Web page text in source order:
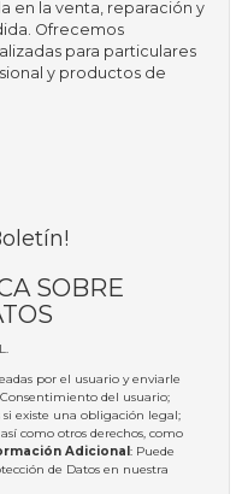
en la venta, reparación y
Ofrecemos
para particulares
y productos de
SOBRE
por el usuario y enviarle
del usuario;
si existe una obligación legal;
como otros derechos, como
Adicional: Puede
de Datos en nuestra